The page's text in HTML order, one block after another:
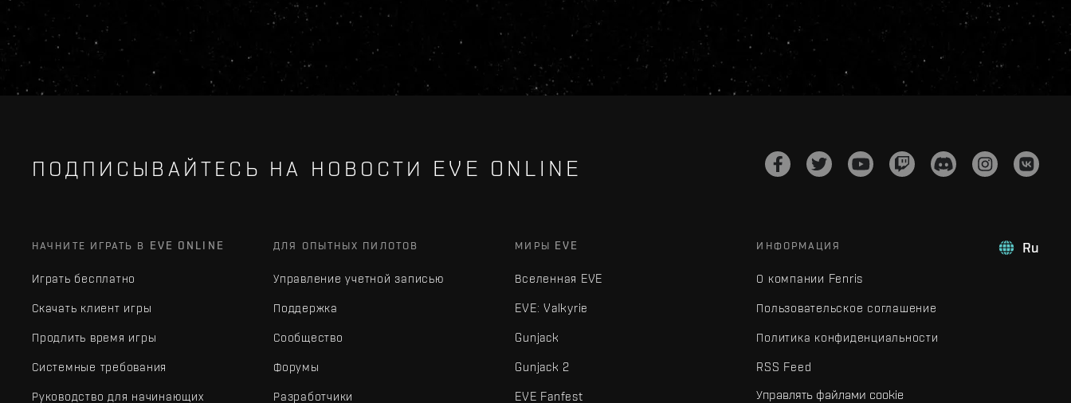
ПОДПИСЫВАЙТЕСЬ НА НОВОСТИ EVE ONLINE
Ru
НАЧНИТЕ ИГРАТЬ В EVE ONLINE
Играть бесплатно
Скачать клиент игры
Продлить время игры
Системные требования
Руководство для начинающих
ДЛЯ ОПЫТНЫХ ПИЛОТОВ
Управление учетной записью
Поддержка
Сообщество
Форумы
Разработчики
МИРЫ EVE
Вселенная EVE
EVE: Valkyrie
Gunjack
Gunjack 2
EVE Fanfest
ИНФОРМАЦИЯ
О компании Fenris
Пользовательское соглашение
Политика конфиденциальности
RSS Feed
Управлять файлами cookie